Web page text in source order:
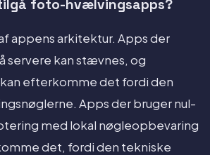
foto-hvælvingsapps?
appens arkitektur. Apps der
servere kan stævnes, og
efterkomme det fordi den
Apps der bruger nul-
med lokal nøgleopbevaring
det, fordi den tekniske